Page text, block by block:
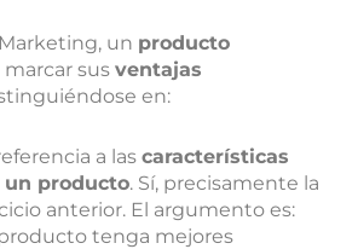
un producto
marcar susventajas
en:
a lascaracterísticas
un producto. Sí, precisamente la
anterior. El argumento es:
tenga mejores